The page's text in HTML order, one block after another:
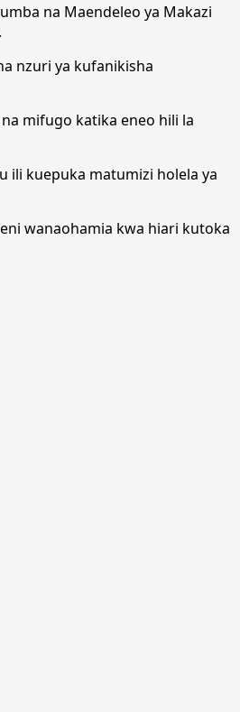
na Maendeleo ya Makazi
nzuri ya kufanikisha
mifugo katika eneo hili la
ili kuepuka matumizi holela ya
wanaohamia kwa hiari kutoka